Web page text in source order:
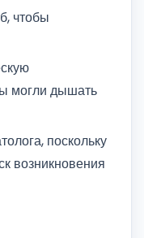
чтобы
могли дышать
поскольку
возникновения